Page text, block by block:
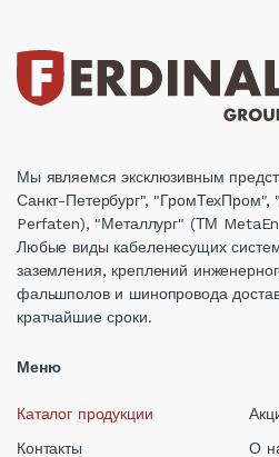
Мы являемся эксклюзивным
Санкт-Петербург",
Perfaten), "Металлург" (ТМ
Любые виды кабеленесущих
заземления, креплений
фальшполов и шинопровода
кратчайшие сроки.
Меню
Каталог продукции
Контакты
О